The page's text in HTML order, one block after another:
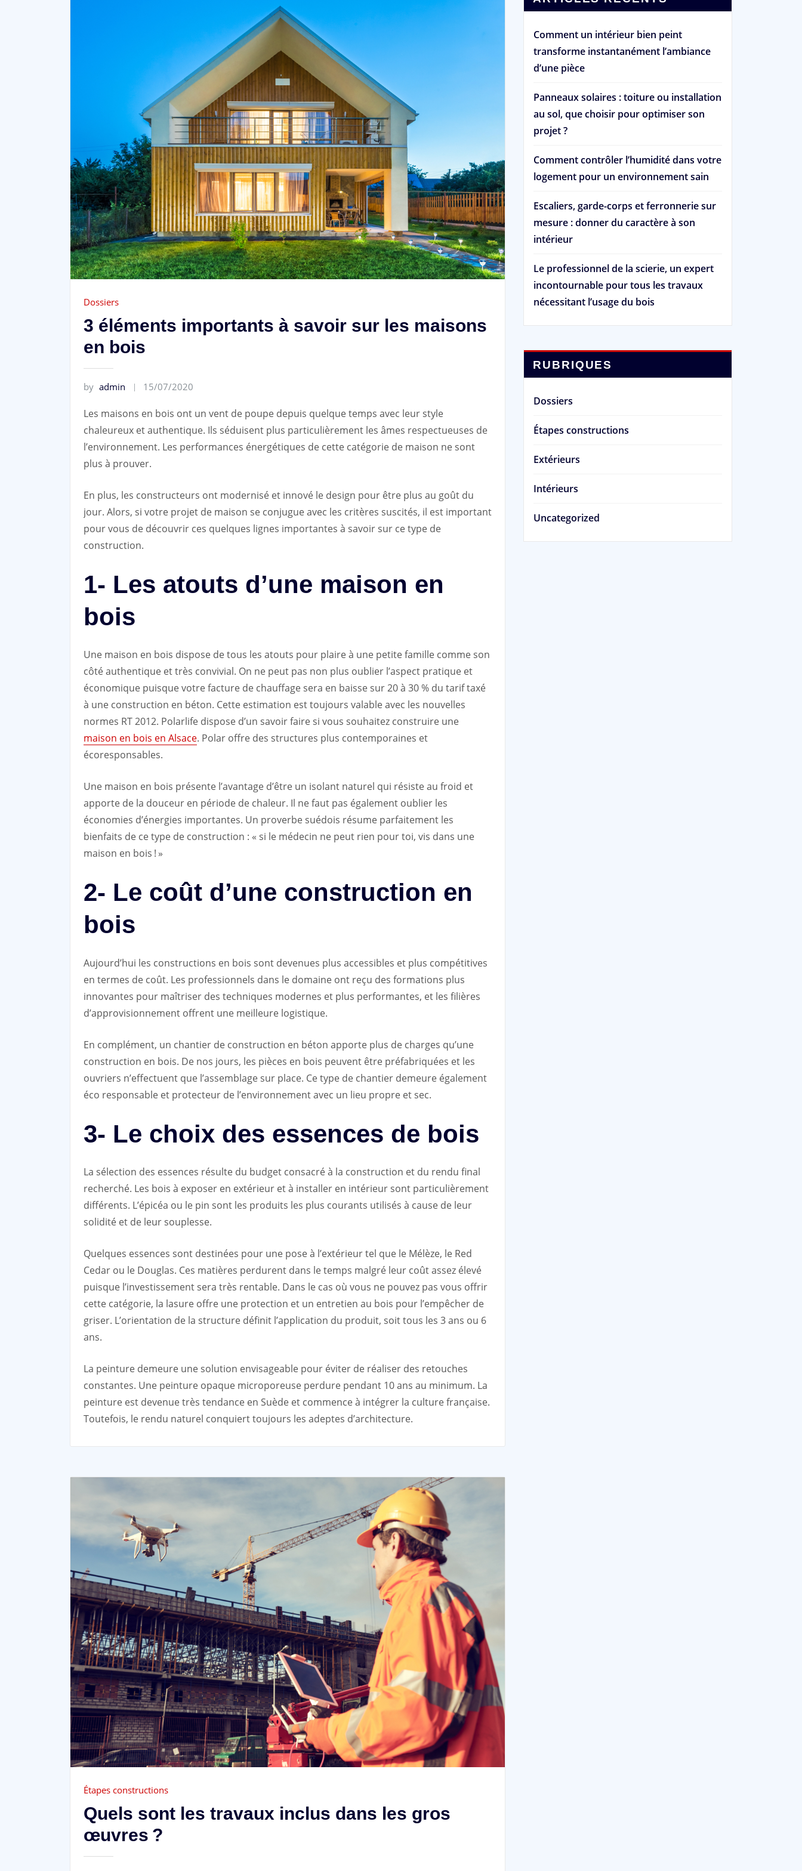
Dossiers
3 éléments importants à savoir sur les maisons
en bois
by admin 15/07/2020
Les maisons en bois ont un vent de poupe depuis quelque temps avec leur style
chaleureux et authentique. Ils séduisent plus particulièrement les âmes respectueuses de
l’environnement. Les performances énergétiques de cette catégorie de maison ne sont
plus à prouver.
En plus, les constructeurs ont modernisé et innové le design pour être plus au goût du
jour. Alors, si votre projet de maison se conjugue avec les critères suscités, il est important
pour vous de découvrir ces quelques lignes importantes à savoir sur ce type de
construction.
1- Les atouts d’une maison en
bois
Une maison en bois dispose de tous les atouts pour plaire à une petite famille comme son
côté authentique et très convivial. On ne peut pas non plus oublier l’aspect pratique et
économique puisque votre facture de chauffage sera en baisse sur 20 à 30 % du tarif taxé
à une construction en béton. Cette estimation est toujours valable avec les nouvelles
normes RT 2012. Polarlife dispose d’un savoir faire si vous souhaitez construire une
maison en bois en Alsace. Polar offre des structures plus contemporaines et
écoresponsables.
Une maison en bois présente l’avantage d’être un isolant naturel qui résiste au froid et
apporte de la douceur en période de chaleur. Il ne faut pas également oublier les
économies d’énergies importantes. Un proverbe suédois résume parfaitement les
bienfaits de ce type de construction : « si le médecin ne peut rien pour toi, vis dans une
maison en bois ! »
2- Le coût d’une construction en
bois
Aujourd’hui les constructions en bois sont devenues plus accessibles et plus compétitives
en termes de coût. Les professionnels dans le domaine ont reçu des formations plus
innovantes pour maîtriser des techniques modernes et plus performantes, et les filières
d’approvisionnement offrent une meilleure logistique.
En complément, un chantier de construction en béton apporte plus de charges qu’une
construction en bois. De nos jours, les pièces en bois peuvent être préfabriquées et les
ouvriers n’effectuent que l’assemblage sur place. Ce type de chantier demeure également
éco responsable et protecteur de l’environnement avec un lieu propre et sec.
3- Le choix des essences de bois
La sélection des essences résulte du budget consacré à la construction et du rendu final
recherché. Les bois à exposer en extérieur et à installer en intérieur sont particulièrement
différents. L’épicéa ou le pin sont les produits les plus courants utilisés à cause de leur
solidité et de leur souplesse.
Quelques essences sont destinées pour une pose à l’extérieur tel que le Mélèze, le Red
Cedar ou le Douglas. Ces matières perdurent dans le temps malgré leur coût assez élevé
puisque l’investissement sera très rentable. Dans le cas où vous ne pouvez pas vous offrir
cette catégorie, la lasure offre une protection et un entretien au bois pour l’empêcher de
griser. L’orientation de la structure définit l’application du produit, soit tous les 3 ans ou 6
ans.
La peinture demeure une solution envisageable pour éviter de réaliser des retouches
constantes. Une peinture opaque microporeuse perdure pendant 10 ans au minimum. La
peinture est devenue très tendance en Suède et commence à intégrer la culture française.
Toutefois, le rendu naturel conquiert toujours les adeptes d’architecture.
Étapes constructions
Quels sont les travaux inclus dans les gros
œuvres ?
Comment un intérieur bien peint
transforme instantanément l’ambiance
d’une pièce
Panneaux solaires : toiture ou installation
au sol, que choisir pour optimiser son
projet ?
Comment contrôler l’humidité dans votre
logement pour un environnement sain
Escaliers, garde-corps et ferronnerie sur
mesure : donner du caractère à son
intérieur
Le professionnel de la scierie, un expert
incontournable pour tous les travaux
nécessitant l’usage du bois
RUBRIQUES
Dossiers
Étapes constructions
Extérieurs
Intérieurs
Uncategorized